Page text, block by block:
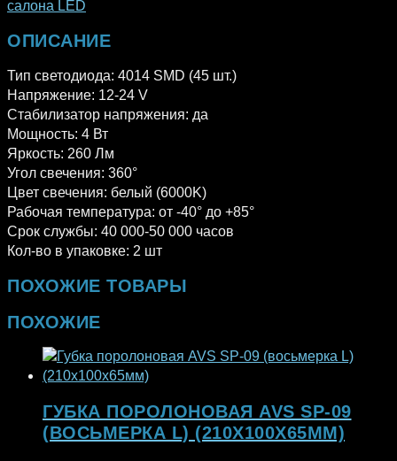
салона LED
ОПИСАНИЕ
Тип светодиода: 4014 SMD (45 шт.)
Напряжение: 12-24 V
Стабилизатор напряжения: да
Мощность: 4 Вт
Яркость: 260 Лм
Угол свечения: 360°
Цвет свечения: белый (6000K)
Рабочая температура: от -40° до +85°
Срок службы: 40 000-50 000 часов
Кол-во в упаковке: 2 шт
ПОХОЖИЕ ТОВАРЫ
ПОХОЖИЕ
ГУБКА ПОРОЛОНОВАЯ AVS SP-09
(ВОСЬМЕРКА L) (210X100X65ММ)